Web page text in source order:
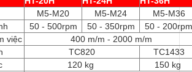
M5-M20 M5-M24
M5-M36
50 - 500rpm 50 - 350rpm
50 - 200rpm
việc
400 m/m - 2000 m/m
TC820
TC1433
120 kg
150 kg